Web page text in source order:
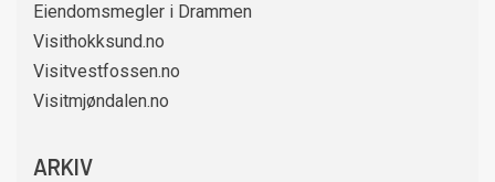
Eiendomsmegler i Drammen
Visithokksund.no
Visitvestfossen.no
Visitmjøndalen.no
ARKIV